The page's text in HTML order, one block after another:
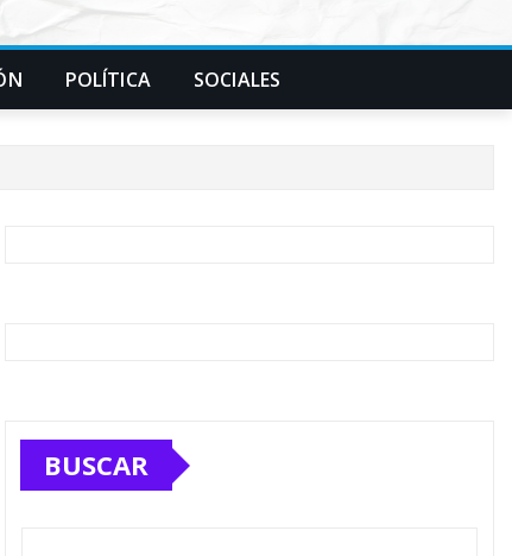
POLÍTICA SOCIALES
BUSCAR